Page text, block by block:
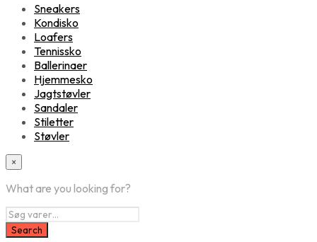
Sneakers
Kondisko
Loafers
Tennissko
Ballerinaer
Hjemmesko
Jagtstøvler
Sandaler
Stiletter
Støvler
×
What are you looking for?